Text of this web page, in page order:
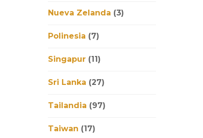
Nueva Zelanda (3)
Polinesia (7)
Singapur (11)
Sri Lanka (27)
Tailandia (97)
Taiwan (17)